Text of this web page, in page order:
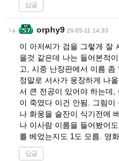
답글
orphy9 26-05-11 14:33
이 아저씨가 검을 그렇게 잘
을것 같은데 나는 들어본적
고, 시중 난장판에서 이름 좀
정말로 서사가 웅장하게 나
서 큰 전공이 있어야 하는데,
이 죽였다 이건 안됨. 그림이
나 화웅을 술잔이 식기전에
나 이사람 이름을 들어봤어
를 베었는지도 1도 모름. 영
답글